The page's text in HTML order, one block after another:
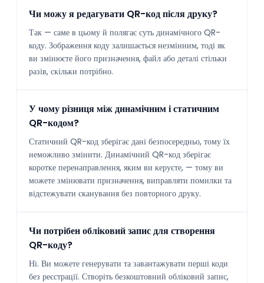
Чи можу я редагувати QR-код після друку?
Так — саме в цьому й полягає суть динамічного QR-
коду. Зображення коду залишається незмінним, тоді як
ви змінюєте його призначення, файл або деталі стільки
разів, скільки потрібно.
У чому різниця між динамічним і статичним
QR-кодом?
Статичний QR-код зберігає дані безпосередньо, тому їх
неможливо змінити. Динамічний QR-код зберігає
коротке перенаправлення, яким ви керуєте, — тому ви
можете змінювати призначення, виправляти помилки та
відстежувати сканування без повторного друку.
Чи потрібен обліковий запис для створення
QR-коду?
Ні. Ви можете генерувати та завантажувати перші коди
без реєстрації. Створіть безкоштовний обліковий запис,